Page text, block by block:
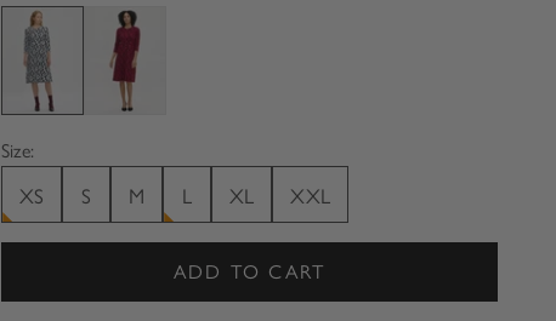
Grey Red
Size:
XS S M L XL XXL
ADD TO CART